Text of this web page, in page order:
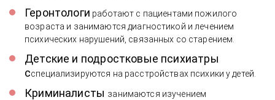
Геронтологи работают с пациентами пожилого
возраста и занимаются диагностикой и лечением
психических нарушений, связанных со старением.
Детские и подростковые психиатры
сспециализируются на расстройствах психики у детей.
Криминалисты занимаются изучением